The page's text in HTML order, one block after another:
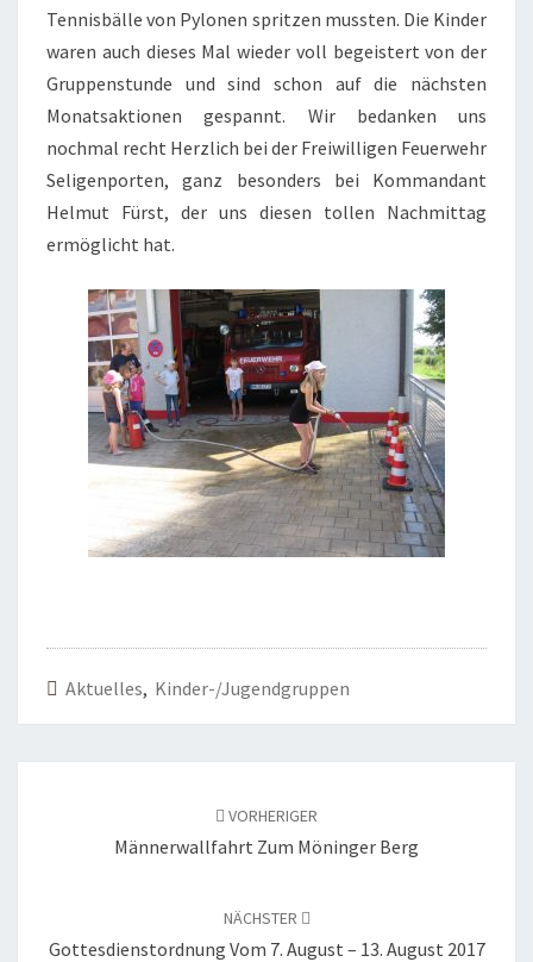
Tennisbälle von Pylonen spritzen mussten. Die Kinder
waren auch dieses Mal wieder voll begeistert von der
Gruppenstunde und sind schon auf die nächsten
Monatsaktionen gespannt. Wir bedanken uns
nochmal recht Herzlich bei der Freiwilligen Feuerwehr
Seligenporten, ganz besonders bei Kommandant
Helmut Fürst, der uns diesen tollen Nachmittag
ermöglicht hat.
Aktuelles, Kinder-/Jugendgruppen
VORHERIGER
Männerwallfahrt Zum Möninger Berg
NÄCHSTER
Gottesdienstordnung Vom 7. August – 13. August 2017